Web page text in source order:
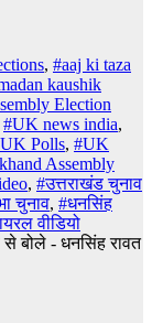
, #aaj ki taza
kaushik
Election
#UK news india,
Polls, #UK
Assembly
, #उत्तराखंड चुनाव
चुनाव, #धनसिंह
वीडियो